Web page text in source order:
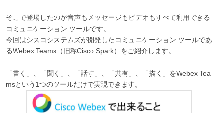
そこで登場したのが音声もメッセージもビデオもすべて利用できる
コミュニケーション ツールです。
今回はシスコシステムズが開発したコミュニケーション ツールであ
るWebex Teams（旧称Cisco Spark）をご紹介します。
「書く」、「聞く」、「話す」、「共有」、「描く」をWebex Tea
msという1つのツールだけで実現できます。